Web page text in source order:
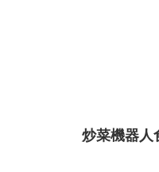
炒菜機器人